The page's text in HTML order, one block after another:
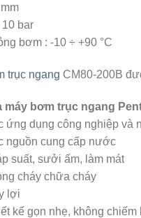
bar
bơm : -10 ÷ +90 °C
trục ngang CM80-200B
bơm trục ngang
ứng dụng công nghiệp và
nguồn cung cấp nước
suất, sưởi ấm, làm mát
cháy chữa cháy
lợi
kế gọn nhẹ, không